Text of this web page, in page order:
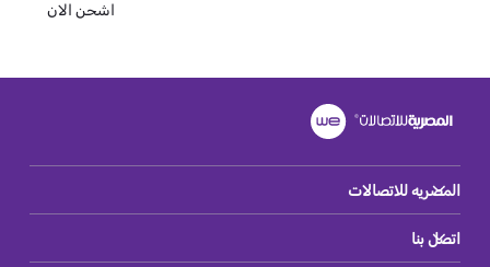
اشحن الان
المصريه للاتصالات
اتصل بنا